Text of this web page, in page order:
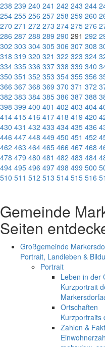
238 239 240 241 242 243 244
254 255 256 257 258 259 260
270 271 272 273 274 275 276
286 287 288 289 290 291 292
302 303 304 305 306 307 308
318 319 320 321 322 323 324
334 335 336 337 338 339 340
350 351 352 353 354 355 356
366 367 368 369 370 371 372
382 383 384 385 386 387 388
398 399 400 401 402 403 404
414 415 416 417 418 419 420
430 431 432 433 434 435 436
446 447 448 449 450 451 452
462 463 464 465 466 467 468
478 479 480 481 482 483 484
494 495 496 497 498 499 500
510 511 512 513 514 515 516
Gemeinde
Seiten
Großgemeinde
Portrait, Landleben &
Portrait
Leben in der
Kurzportrait
Markersdorf
Ortschaften
Kurzportraits
Zahlen &